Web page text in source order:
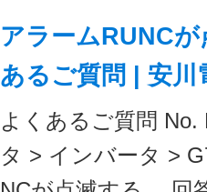
アラームRUNC
あるご質問 | 安川
よくあるご質問
タ > インバータ >